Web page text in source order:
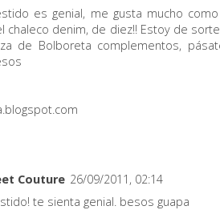
es genial, me gusta mucho
chaleco denim, de diez!! Estoy de
de Bolboreta complementos,
Couture 26/09/2011, 02:14
te sienta genial. besos guapa